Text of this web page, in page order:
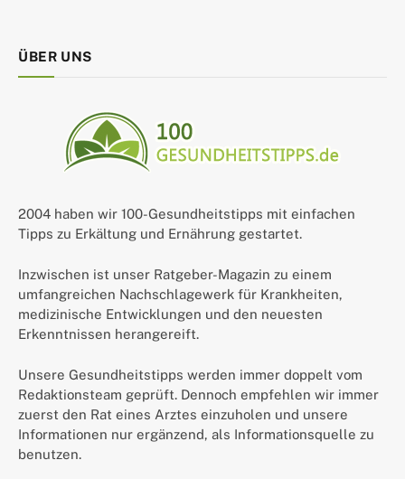
ÜBER UNS
2004 haben wir 100-Gesundheitstipps mit einfachen
Tipps zu Erkältung und Ernährung gestartet.
Inzwischen ist unser Ratgeber-Magazin zu einem
umfangreichen Nachschlagewerk für Krankheiten,
medizinische Entwicklungen und den neuesten
Erkenntnissen herangereift.
Unsere Gesundheitstipps werden immer doppelt vom
Redaktionsteam geprüft. Dennoch empfehlen wir immer
zuerst den Rat eines Arztes einzuholen und unsere
Informationen nur ergänzend, als Informationsquelle zu
benutzen.